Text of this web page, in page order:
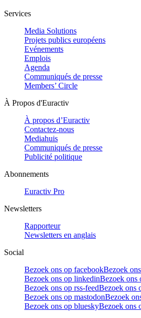
Services
Media Solutions
Projets publics européens
Evénements
Emplois
Agenda
Communiqués de presse
Members’ Circle
À Propos d'Euractiv
À propos d’Euractiv
Contactez-nous
Mediahuis
Communiqués de presse
Publicité politique
Abonnements
Euractiv Pro
Newsletters
Rapporteur
Newsletters en anglais
Social
Bezoek ons op facebookBezoek
Bezoek ons op linkedinBezoek ons
Bezoek ons op rss-feedBezoek ons
Bezoek ons op mastodonBezoek
Bezoek ons op blueskyBezoek ons